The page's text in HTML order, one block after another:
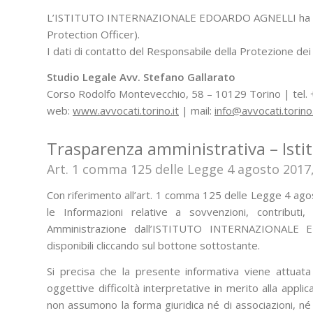
L’ISTITUTO INTERNAZIONALE EDOARDO AGNELLI
Protection Officer).
I dati di contatto del Responsabile della Protezione
Studio Legale Avv. Stefano Gallarato
Corso Rodolfo Montevecchio, 58 – 10129 Torino |
web: www.avvocati.torino.it | mail:
Trasparenza amministrativa –
Art. 1 comma 125 delle Legge 4 agosto
Con riferimento all’art. 1 comma 125 delle Legge 4
le Informazioni relative a sovvenzioni, contributi,
Amministrazione dall’ISTITUTO INTERNAZIONALE
disponibili cliccando sul bottone sottostante.
Si precisa che la presente informativa viene
oggettive difficoltà interpretative in merito alla
non assumono la forma giuridica né di associazioni,